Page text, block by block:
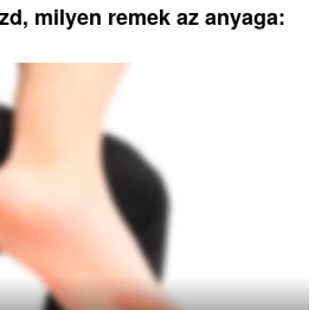
milyen remek az anyaga: